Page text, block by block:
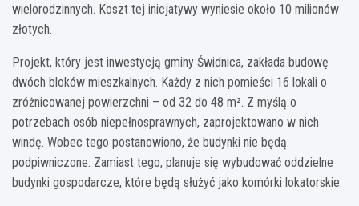
wielorodzinnych. Koszt tej inicjatywy wyniesie około 10 milionów
złotych.
Projekt, który jest inwestycją gminy Świdnica, zakłada budowę
dwóch bloków mieszkalnych. Każdy z nich pomieści 16 lokali o
zróżnicowanej powierzchni – od 32 do 48 m². Z myślą o
potrzebach osób niepełnosprawnych, zaprojektowano w nich
windę. Wobec tego postanowiono, że budynki nie będą
podpiwniczone. Zamiast tego, planuje się wybudować oddzielne
budynki gospodarcze, które będą służyć jako komórki lokatorskie.